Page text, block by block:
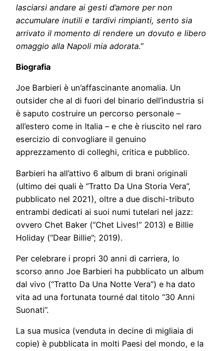
lasciarsi andare ai gesti d’amore per non
accumulare inutili e tardivi rimpianti, sento sia
arrivato il momento di rendere un dovuto e libero
omaggio alla Napoli mia adorata.”
Biografia
Joe Barbieri è un’affascinante anomalia. Un
outsider che al di fuori del binario dell’industria si
è saputo costruire un percorso personale –
all’estero come in Italia – e che è riuscito nel raro
esercizio di convogliare il genuino
apprezzamento di colleghi, critica e pubblico.
Barbieri ha all’attivo 6 album di brani originali
(ultimo dei quali è “Tratto Da Una Storia Vera”,
pubblicato nel 2021), oltre a due dischi-tributo
entrambi dedicati ai suoi numi tutelari nel jazz:
ovvero Chet Baker (“Chet Lives!” 2013) e Billie
Holiday (“Dear Billie”; 2019).
Per celebrare i propri 30 anni di carriera, lo
scorso anno Joe Barbieri ha pubblicato un album
dal vivo (“Tratto Da Una Notte Vera”) e ha dato
vita ad una fortunata tourné dal titolo “30 Anni
Suonati”.
La sua musica (venduta in decine di migliaia di
copie) è pubblicata in molti Paesi del mondo, e la